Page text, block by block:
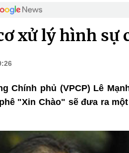
xử lý hình sự
Chính phủ (VPCP) Lê
"Xin Chào" sẽ đưa ra